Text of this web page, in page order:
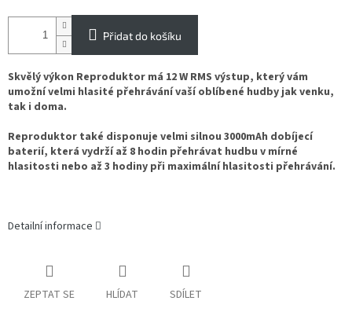
Přidat do košíku
Skvělý výkon Reproduktor má 12 W RMS výstup, který vám
umožní velmi hlasité přehrávání vaší oblíbené hudby jak venku,
tak i doma.
Reproduktor také disponuje velmi silnou 3000mAh dobíjecí
baterií, která vydrží až 8 hodin přehrávat hudbu v mírné
hlasitosti nebo až 3 hodiny při maximální hlasitosti přehrávání.
Detailní informace
ZEPTAT SE HLÍDAT SDÍLET